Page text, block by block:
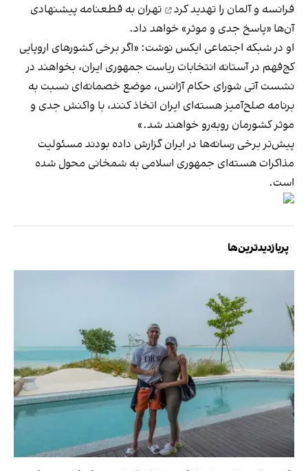
فرانسه و آلمان را تهدید کرد
تهران به قطعنامه پیشنهادی
آن‌ها «پاسخ جدی و موثر» خواهد داد.
او در شبکه اجتماعی ایکس نوشت: «اگر برخی کشورهای اروپایی
کج‌فهم در آستانه انتخابات ریاست جمهوری ایران، بخواهند در
نشست آتی شورای حکام آژانس، موضع خصمانه‌ای نسبت به
برنامه صلح‌آمیز هسته‌ای ایران اتخاذ کنند، با واکنش جدی و
موثر کشورمان روبه‌رو خواهند شد.»
پیش‌تر برخی رسانه‌ها در ایران گزارش داده بودند مسئولیت
مذاکرات هسته‌ای جمهوری اسلامی به شمخانی محول شده
است.
پربازدیدترین‌ها